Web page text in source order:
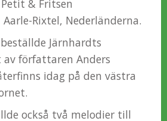
& Fritsen
Rixtel, Nederländerna.
Järnhardts
författaren Anders
idag på den västra
också två melodier till